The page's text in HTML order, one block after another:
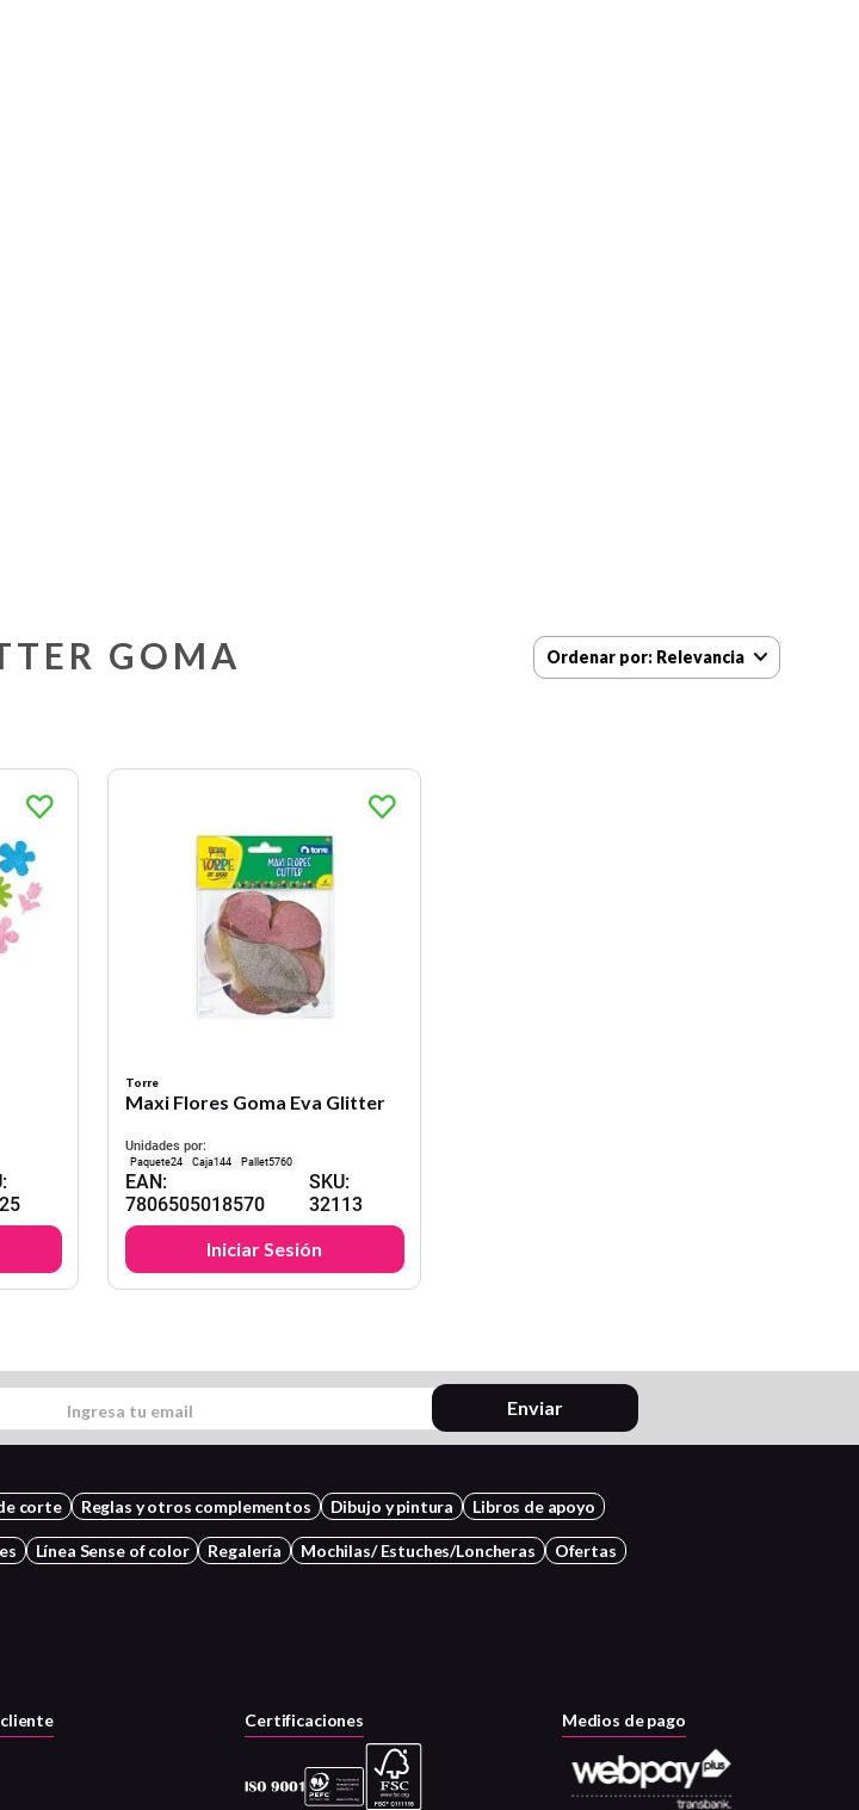
GOMA
Ordenar por Relevancia
:
Torre
Maxi Flores Goma Eva Glitter
Unidades por:
24 144 5760
EAN:
7806505018570
SKU:
32113
Iniciar Sesión
Enviar
corte Reglas y otros complementos Dibujo y pintura Libros de apoyo
Línea Sense of color Regalería Mochilas/ Estuches/Loncheras Ofertas
Certificaciones Medios de pago